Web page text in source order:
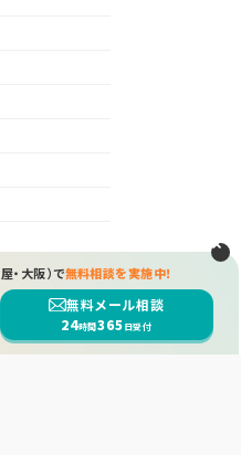
・大阪）で無料相談を実施中！
無料メール相談
24時間365日受付